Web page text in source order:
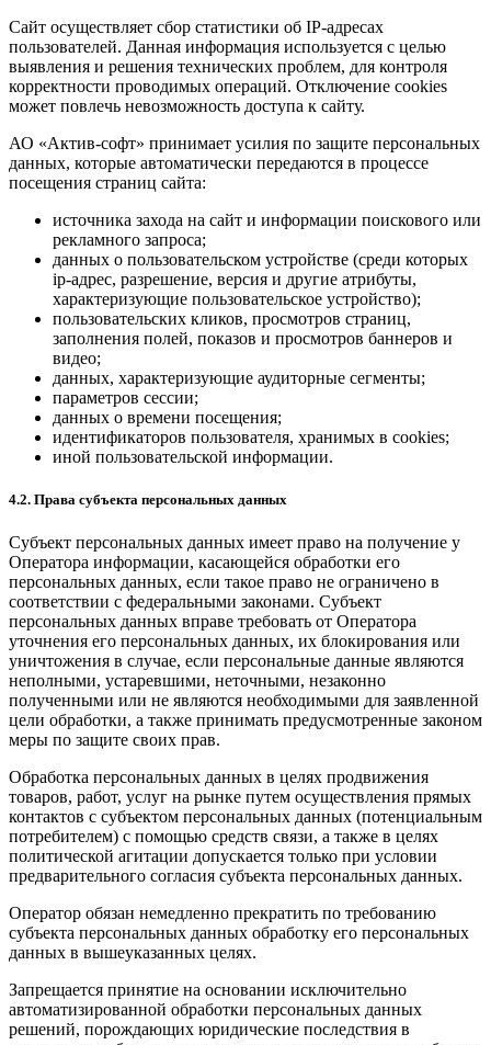
Сайт осуществляет сбор статистики об IP-адресах
пользователей. Данная информация используется с целью
выявления и решения технических проблем, для контроля
корректности проводимых операций. Отключение cookies
может повлечь невозможность доступа к сайту.
АО «Актив-софт» принимает усилия по защите персональных
данных, которые автоматически передаются в процессе
посещения страниц сайта:
источника захода на сайт и информации поискового или
рекламного запроса;
данных о пользовательском устройстве (среди которых
ip-адрес, разрешение, версия и другие атрибуты,
характеризующие пользовательское устройство);
пользовательских кликов, просмотров страниц,
заполнения полей, показов и просмотров баннеров и
видео;
данных, характеризующие аудиторные сегменты;
параметров сессии;
данных о времени посещения;
идентификаторов пользователя, хранимых в cookies;
иной пользовательской информации.
4.2. Права субъекта персональных данных
Субъект персональных данных имеет право на получение у
Оператора информации, касающейся обработки его
персональных данных, если такое право не ограничено в
соответствии с федеральными законами. Субъект
персональных данных вправе требовать от Оператора
уточнения его персональных данных, их блокирования или
уничтожения в случае, если персональные данные являются
неполными, устаревшими, неточными, незаконно
полученными или не являются необходимыми для заявленной
цели обработки, а также принимать предусмотренные законом
меры по защите своих прав.
Обработка персональных данных в целях продвижения
товаров, работ, услуг на рынке путем осуществления прямых
контактов с субъектом персональных данных (потенциальным
потребителем) с помощью средств связи, а также в целях
политической агитации допускается только при условии
предварительного согласия субъекта персональных данных.
Оператор обязан немедленно прекратить по требованию
субъекта персональных данных обработку его персональных
данных в вышеуказанных целях.
Запрещается принятие на основании исключительно
автоматизированной обработки персональных данных
решений, порождающих юридические последствия в